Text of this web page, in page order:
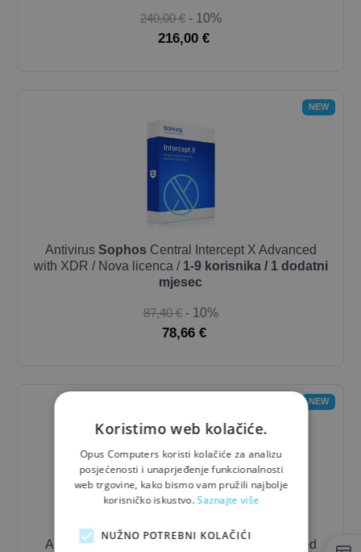
240,00 € - 10%
216,00 €
NEW
Antivirus Sophos Central Intercept X Advanced
with XDR / Nova licenca / 1-9 korisnika / 1 dodatni
mjesec
87,40 € - 10%
78,66 €
NEW
Antivirus
Central Intercept X Advanced
Koristimo web kolačiće.
Opus Computers koristi kolačiće za analizu
posjećenosti i unaprjeđenje funkcionalnosti
web trgovine, kako bismo vam pružili najbolje
korisničko iskustvo.Saznajte više
NUŽNO POTREBNI KOLAČIĆI